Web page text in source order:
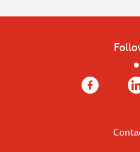
Facebook